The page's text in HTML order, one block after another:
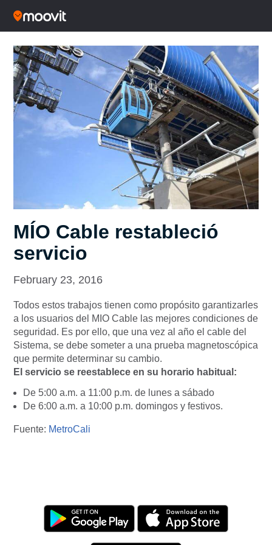
MÍO Cable restableció
servicio
February 23, 2016
Todos estos trabajos tienen como propósito garantizarles
a los usuarios del MIO Cable las mejores condiciones de
seguridad. Es por ello, que una vez al año el cable del
Sistema, se debe someter a una prueba magnetoscópica
que permite determinar su cambio.
El servicio se reestablece en su horario habitual:
De 5:00 a.m. a 11:00 p.m. de lunes a sábado
De 6:00 a.m. a 10:00 p.m. domingos y festivos.
Fuente: MetroCali